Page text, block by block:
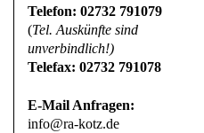
Telefon: 02732 791079
(Tel. Auskünfte sind
unverbindlich!)
Telefax: 02732 791078
E-Mail Anfragen:
info@ra-kotz.de